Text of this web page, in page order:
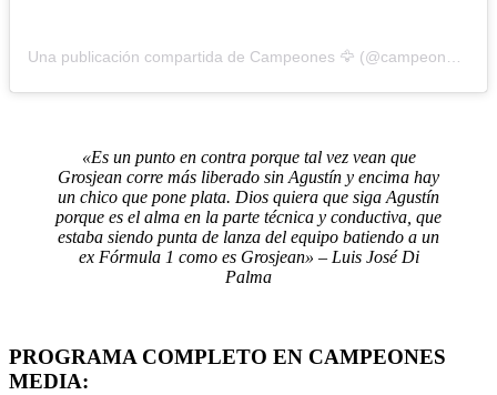
«Es un punto en contra porque tal vez vean que
Grosjean corre más liberado sin Agustín y encima hay
un chico que pone plata. Dios quiera que siga Agustín
porque es el alma en la parte técnica y conductiva, que
estaba siendo punta de lanza del equipo batiendo a un
ex Fórmula 1 como es Grosjean» – Luis José Di
Palma
PROGRAMA COMPLETO EN CAMPEONES
MEDIA: